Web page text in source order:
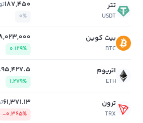
تتر
USDT
187,450
0%
بیت کوین
BTC
0.129%
اتریوم
ETH
1.279%
ترون
TRX
61,371.13
-0.365%